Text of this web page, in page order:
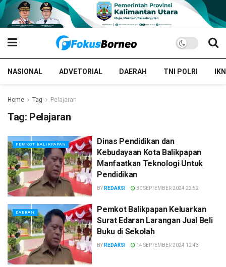
NASIONAL ADVETORIAL DAERAH TNI POLRI IKN
Home Tag Pelajaran
Tag: Pelajaran
PEMKOT BALIKPAPAN
Dinas Pendidikan dan
Kebudayaan Kota Balikpapan
Manfaatkan Teknologi Untuk
Pendidikan
BY REDAKSI 30 SEPTEMBER 2024 22:52
DAERAH
Pemkot Balikpapan Keluarkan
Surat Edaran Larangan Jual Beli
Buku di Sekolah
BY REDAKSI 14 SEPTEMBER 2024 12:43